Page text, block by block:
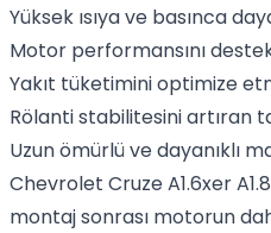
Yüksek ısıya ve basınca
Motor performansını
Yakıt tüketimini optimize
Rölanti stabilitesini artıran
Uzun ömürlü ve dayanıklı
Chevrolet Cruze A1.6xer
montaj sonrası motorun